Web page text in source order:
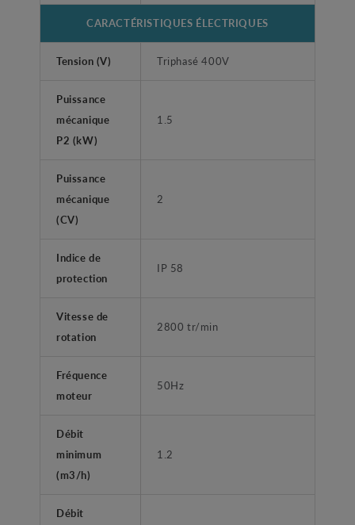
CARACTÉRISTIQUES ÉLECTRIQUES
Tension (V) Triphasé 400V
Puissance
mécanique
P2 (kW)
1.5
Puissance
mécanique
(CV)
2
Indice de
protection
IP 58
Vitesse de
rotation
2800 tr/min
Fréquence
moteur
50Hz
Débit
minimum
(m3/h)
1.2
Débit